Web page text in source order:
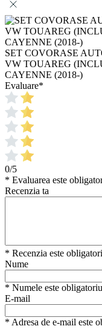
SET COVORASE
VW TOUAREG
CAYENNE (2018-)
Evaluare*
0/5
* Evaluarea este
Recenzia ta
* Recenzia este
Nume
* Numele este obligatoriu
E-mail
* Adresa de e-mail este